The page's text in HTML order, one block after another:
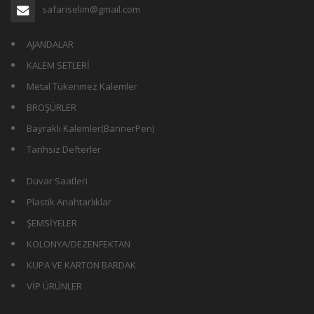
safariselim@gmail.com
AJANDALAR
KALEM SETLERİ
Metal Tükenmez Kalemler
BROŞÜRLER
Bayraklı Kalemler(BannerPen)
Tarihsiz Defterler
Duvar Saatleri
Plastik Anahtarlıklar
ŞEMSİYELER
KOLONYA/DEZENFEKTAN
KUPA VE KARTON BARDAK
VİP ÜRÜNLER